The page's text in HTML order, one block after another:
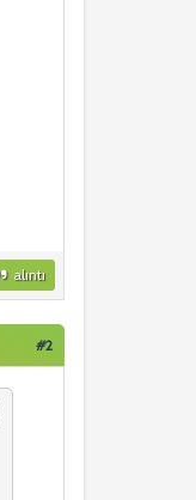
alıntı
#2